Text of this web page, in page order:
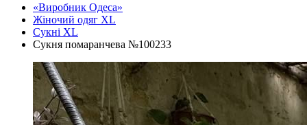
«Виробник Одеса»
Жіночий одяг XL
Cукні XL
Сукня помаранчева №100233